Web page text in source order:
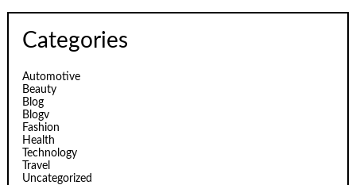
Categories
Automotive
Beauty
Blog
Blogv
Fashion
Health
Technology
Travel
Uncategorized